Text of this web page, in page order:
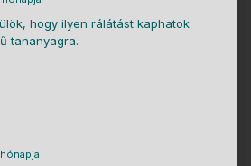
hogy ilyen rálátást kaphatok
tananyagra.